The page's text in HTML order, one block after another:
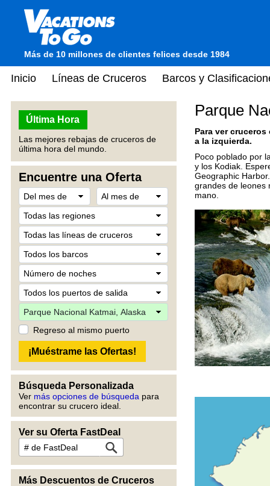
Más de 10 millones de clientes felices desde 1984
Inicio Líneas de Cruceros Barcos y
Última Hora
Las mejores rebajas de cruceros de
última hora del mundo.
Encuentre una Oferta
Regreso al mismo puerto
Búsqueda Personalizada
Ver más opciones de búsqueda para
encontrar su crucero ideal.
Ver su Oferta FastDeal
Más Descuentos de Cruceros
Parque
Para ver
a la izquierda.
Poco poblado por
y los Kodiak.
Geographic
grandes de leones
mano.